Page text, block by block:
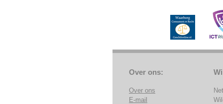
Over ons:
Over ons
E-mail